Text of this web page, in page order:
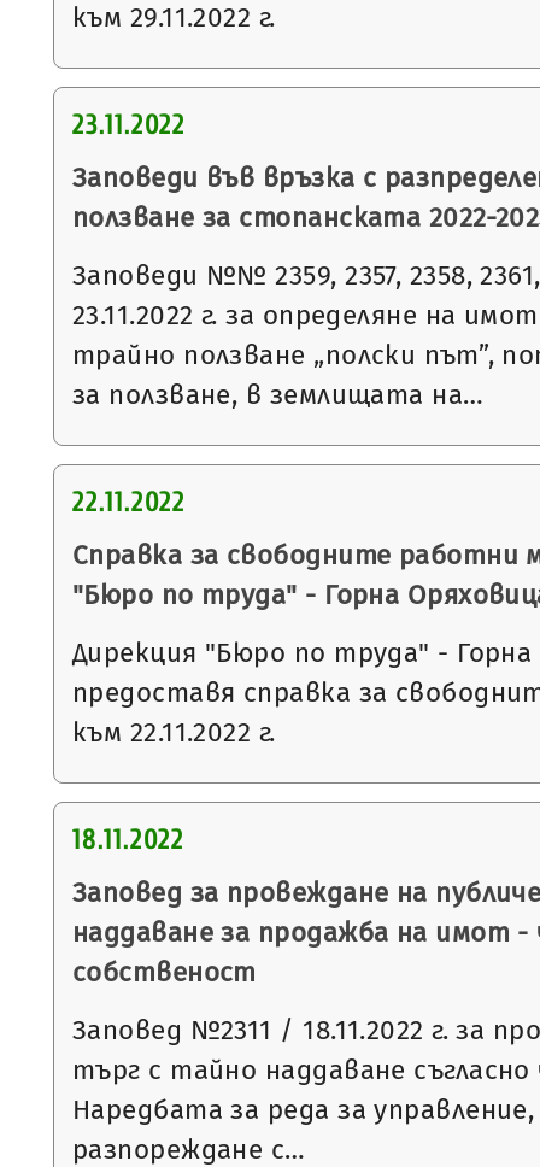
към 29.11.2022 г.
23.11.2022
Заповеди във връзка с
ползване за стопанската 2022-
Заповеди №№ 2359, 2357, 2358,
23.11.2022 г. за определяне на
трайно ползване „полски път”,
за ползване, в землищата на…
22.11.2022
Справка за свободните работни
"Бюро по труда" - Горна
Дирекция "Бюро по труда" -
предоставя справка за
към 22.11.2022 г.
18.11.2022
Заповед за провеждане на
наддаване за продажба на имот
собственост
Заповед №2311 / 18.11.2022 г. за
търг с тайно наддаване съгласно
Наредбата за реда за
разпореждане с…